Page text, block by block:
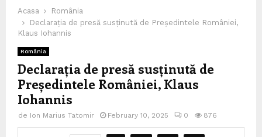
Acasa
România
Declarația de presă susținută de Președintele României,
Klaus Iohannis
România
Declarația de presă susținută de
Președintele României, Klaus
Iohannis
de Ion Marius Tatomir February 10, 2025 0 876